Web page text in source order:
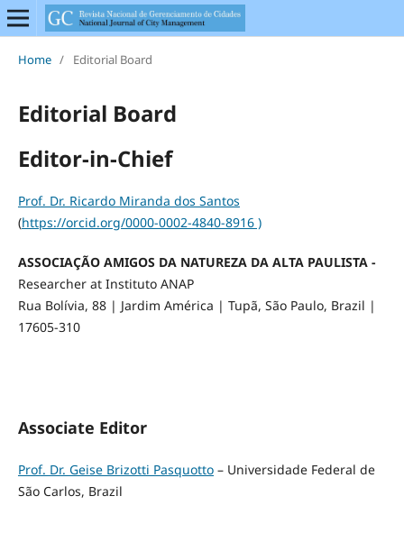
Home / Editorial Board
Editorial Board
Editor-in-Chief
Prof. Dr. Ricardo Miranda dos Santos
(https://orcid.org/0000-0002-4840-8916 )
ASSOCIAÇÃO AMIGOS DA NATUREZA DA ALTA PAULISTA -
Researcher at Instituto ANAP
Rua Bolívia, 88 | Jardim América | Tupã, São Paulo, Brazil |
17605-310
Associate Editor
Prof. Dr. Geise Brizotti Pasquotto– Universidade Federal de
São Carlos, Brazil